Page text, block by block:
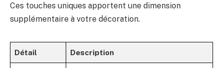
Ces touches uniques apportent une dimension
supplémentaire à votre décoration.
Détail Description